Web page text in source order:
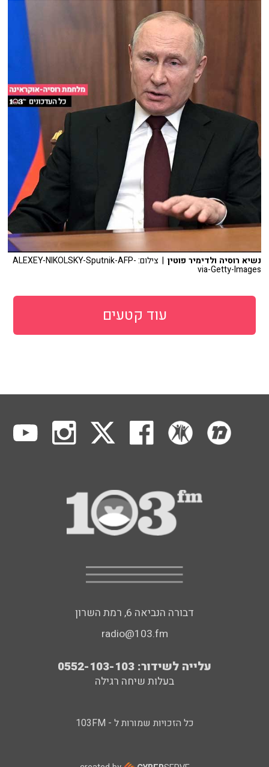
נשיא רוסיה ולדימיר פוטין | צילום: ALEXEY-NIKOLSKY-Sputnik-AFP-
via-Getty-Images
עוד קטעים
דבורה הנביאה 6, רמת השרון
radio@103.fm
עלייה לשידור: 0552-103-103
בעלות שיחה רגילה
כל הזכויות שמורות ל - 103FM